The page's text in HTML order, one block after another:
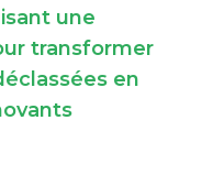
une
transformer
en